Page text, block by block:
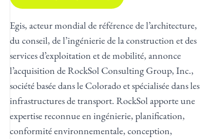
Egis, acteur mondial de référence de l’architecture,
du conseil, de l’ingénierie de la construction et des
services d’exploitation et de mobilité, annonce
l’acquisition de RockSol Consulting Group, Inc.,
société basée dans le Colorado et spécialisée dans les
infrastructures de transport. RockSol apporte une
expertise reconnue en ingénierie, planification,
conformité environnementale, conception,